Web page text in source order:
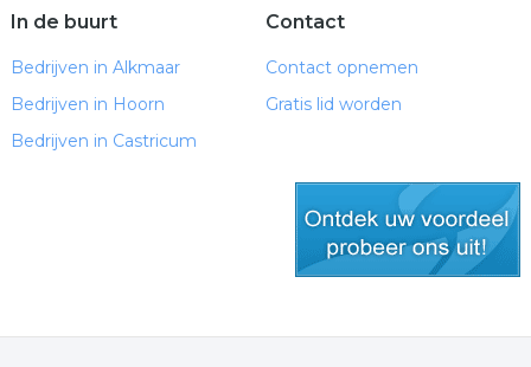
In de buurt
Bedrijven in Alkmaar
Bedrijven in Hoorn
Bedrijven in Castricum
Contact
Contact opnemen
Gratis lid worden